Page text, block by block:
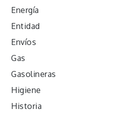
Energía
Entidad
Envíos
Gas
Gasolineras
Higiene
Historia